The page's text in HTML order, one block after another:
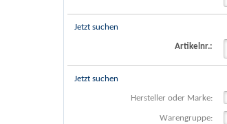
Jetzt suchen
Artikelnr.:
Jetzt suchen
Hersteller oder Marke:
Warengruppe: